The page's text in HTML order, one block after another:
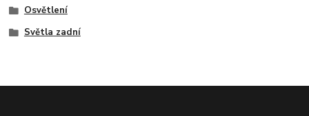
Osvětlení
Světla zadní